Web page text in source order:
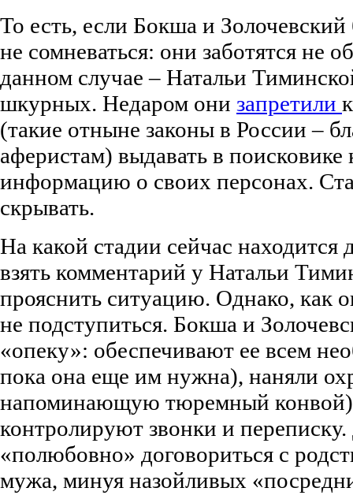
То есть, если Бокша и
не сомневаться: они заботятся не
данном случае – Натальи
шкурных. Недаром они запретили
(такие отныне законы в России –
аферистам) выдавать в
информацию о своих персонах.
скрывать.
На какой стадии сейчас находится
взять комментарий у Натальи
прояснить ситуацию. Однако, как
не подступиться. Бокша и
«опеку»: обеспечивают ее всем
пока она еще им нужна), наняли
напоминающую тюремный
контролируют звонки и
«полюбовно» договориться с
мужа, минуя назойливых